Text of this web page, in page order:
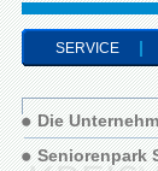
SERVICE
Die
Seniorenpark